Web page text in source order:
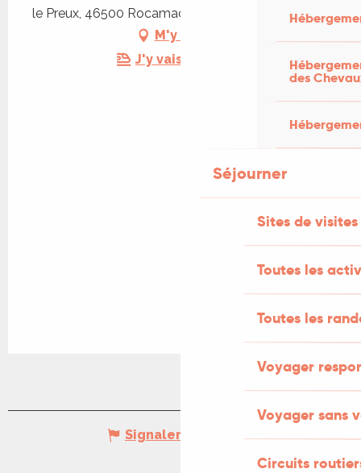
des
Séjourner
Sites de visites
Toutes les
Toutes les
Voyager
Voyager sans
Circuits
le Preux, 46500 Rocamadour
M'y rendre
J'y vais en train !
Signaler une erreur